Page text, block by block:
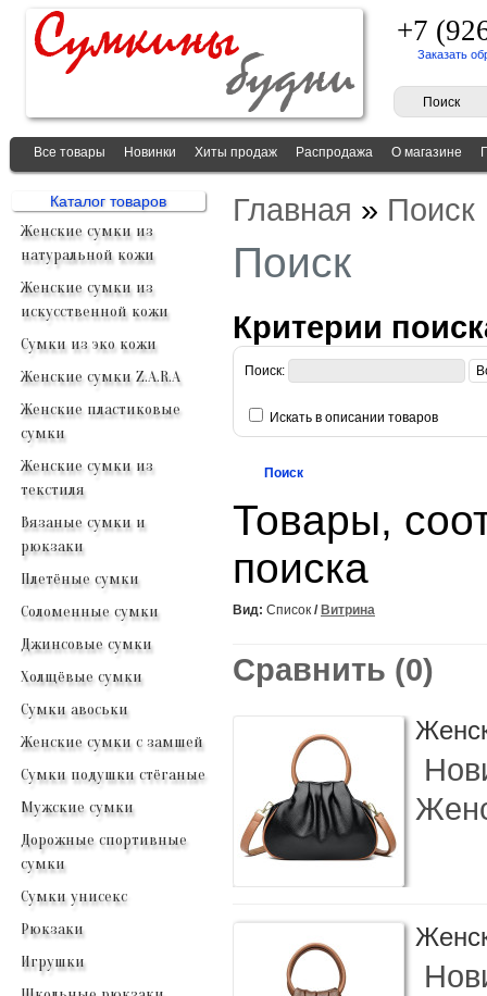
+7
Заказать
Все товары Новинки Хиты продаж Распродажа О магазине
Каталог товаров
Женские сумки из
натуральной кожи
Женские сумки из
искусственной кожи
Сумки из эко кожи
Женские сумки Z.A.R.A
Женские пластиковые
сумки
Женские сумки из
текстиля
Вязаные сумки и
рюкзаки
Плетёные сумки
Соломенные сумки
Джинсовые сумки
Холщёвые сумки
Сумки авоськи
Женские сумки с замшей
Сумки подушки стёганые
Мужские сумки
Дорожные спортивные
сумки
Сумки унисекс
Рюкзаки
Игрушки
Главная » Поиск
Поиск
Критерии
Поиск:
Искать в описании товаров
Товары,
поиска
Вид: Список / Витрина
Сравнить (0)